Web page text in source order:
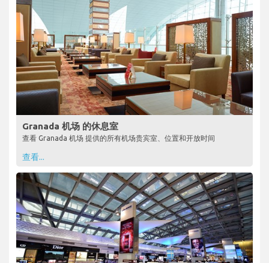
Granada 机场 的休息室
查看 Granada 机场 提供的所有机场贵宾室、位置和开放时间
查看...